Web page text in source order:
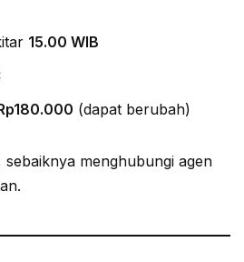
15.00 WIB
(dapat berubah)
menghubungi agen